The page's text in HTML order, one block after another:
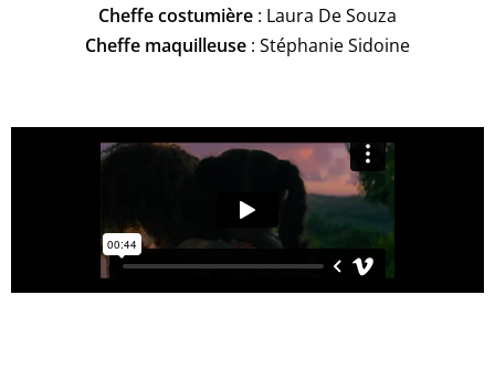
Cheffe costumière : Laura De Souza
Cheffe maquilleuse : Stéphanie Sidoine